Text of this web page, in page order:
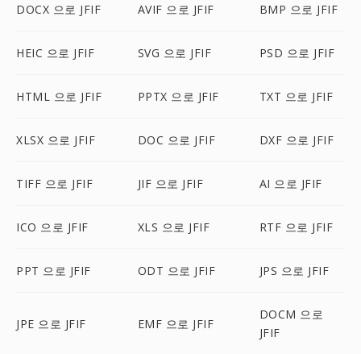
DOCX 으로 JFIF AVIF 으로 JFIF BMP 으로 JFIF
HEIC 으로 JFIF SVG 으로 JFIF PSD 으로 JFIF
HTML 으로 JFIF PPTX 으로 JFIF TXT 으로 JFIF
XLSX 으로 JFIF DOC 으로 JFIF DXF 으로 JFIF
TIFF 으로 JFIF JIF 으로 JFIF AI 으로 JFIF
ICO 으로 JFIF XLS 으로 JFIF RTF 으로 JFIF
PPT 으로 JFIF ODT 으로 JFIF JPS 으로 JFIF
JPE 으로 JFIF EMF 으로 JFIF
DOCM 으로
JFIF